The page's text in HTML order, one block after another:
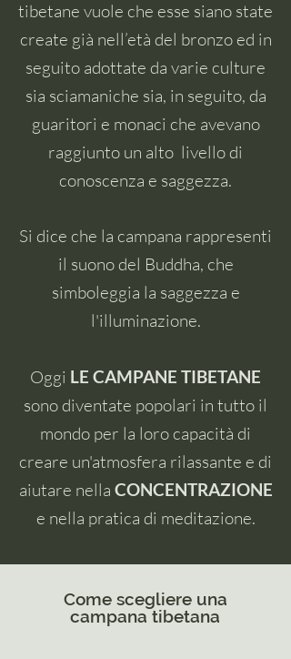
tibetane vuole che esse siano state
create già nell’età del bronzo ed in
seguito adottate da varie culture
sia sciamaniche sia, in seguito, da
guaritori e monaci che avevano
raggiunto un alto livello di
conoscenza e saggezza.
Si dice che la campana rappresenti
il suono del Buddha, che
simboleggia la saggezza e
l'illuminazione.
Oggi LE CAMPANE TIBETANE
sono diventate popolari in tutto il
mondo per la loro capacità di
creare un'atmosfera rilassante e di
aiutare nella CONCENTRAZIONE
e nella pratica di meditazione.
Come scegliere una
campana tibetana